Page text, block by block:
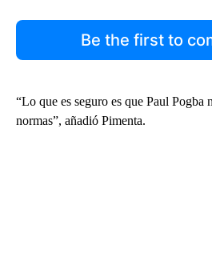
Be the first to
“Lo que es seguro es que Paul
normas”, añadió Pimenta.